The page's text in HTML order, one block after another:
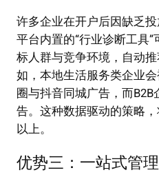
许多企业在开户后因缺乏投
平台内置的“行业诊断工具
标人群与竞争环境，自动
如，本地生活服务类企业
圈与抖音同城广告，而
告。这种数据驱动的策略
以上。
优势三：一站式管